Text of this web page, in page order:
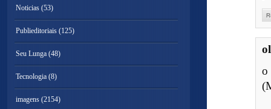
o
Noticias (53)
Publieditoriais (125)
Seu Lunga (48)
Tecnologia (8)
imagens (2154)